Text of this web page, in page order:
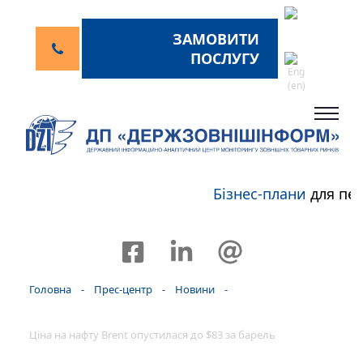
ЗАМОВИТИ
ПОСЛУГУ
Бізнес-планидля
Головна - Прес-центр - Новини -
Ціна на нафту Brent опустилася до $83 за барель